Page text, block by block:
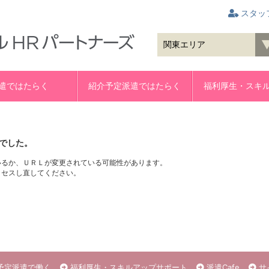
スタッ
ではたらく 紹介予定派遣ではたらく 福利厚生・スキ
した。
か、ＵＲＬが変更されている可能性があります。
スし直してください。